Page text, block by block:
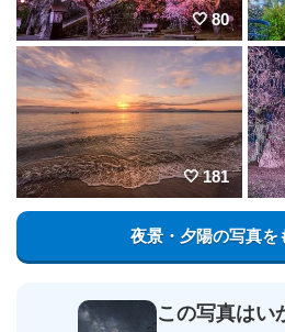
80
181
夜景・夕陽の写真を
この写真はい